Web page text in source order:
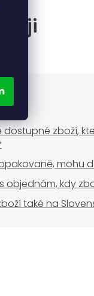
dostupné zboží,
mohu
objednám, kdy
také na